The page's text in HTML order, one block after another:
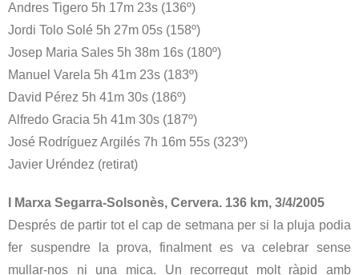
Andres Tigero 5h 17m 23s (136º)
Jordi Tolo Solé 5h 27m 05s (158º)
Josep Maria Sales 5h 38m 16s (180º)
Manuel Varela 5h 41m 23s (183º)
David Pérez 5h 41m 30s (186º)
Alfredo Gracia 5h 41m 30s (187º)
José Rodríguez Argilés 7h 16m 55s (323º)
Javier Uréndez (retirat)
I Marxa Segarra-Solsonès, Cervera. 136 km, 3/4/2005
Després de partir tot el cap de setmana per si la pluja podia
fer suspendre la prova, finalment es va celebrar sense
mullar-nos ni una mica. Un recorregut molt ràpid amb